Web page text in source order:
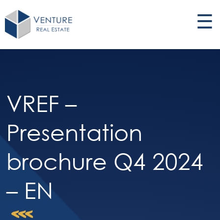
☰
VREF –
Presentation
brochure Q4 2024
– EN